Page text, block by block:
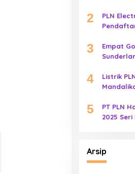
2
PLN
3
Empat
4
Listrik
5
PT PLN
2025
Arsip